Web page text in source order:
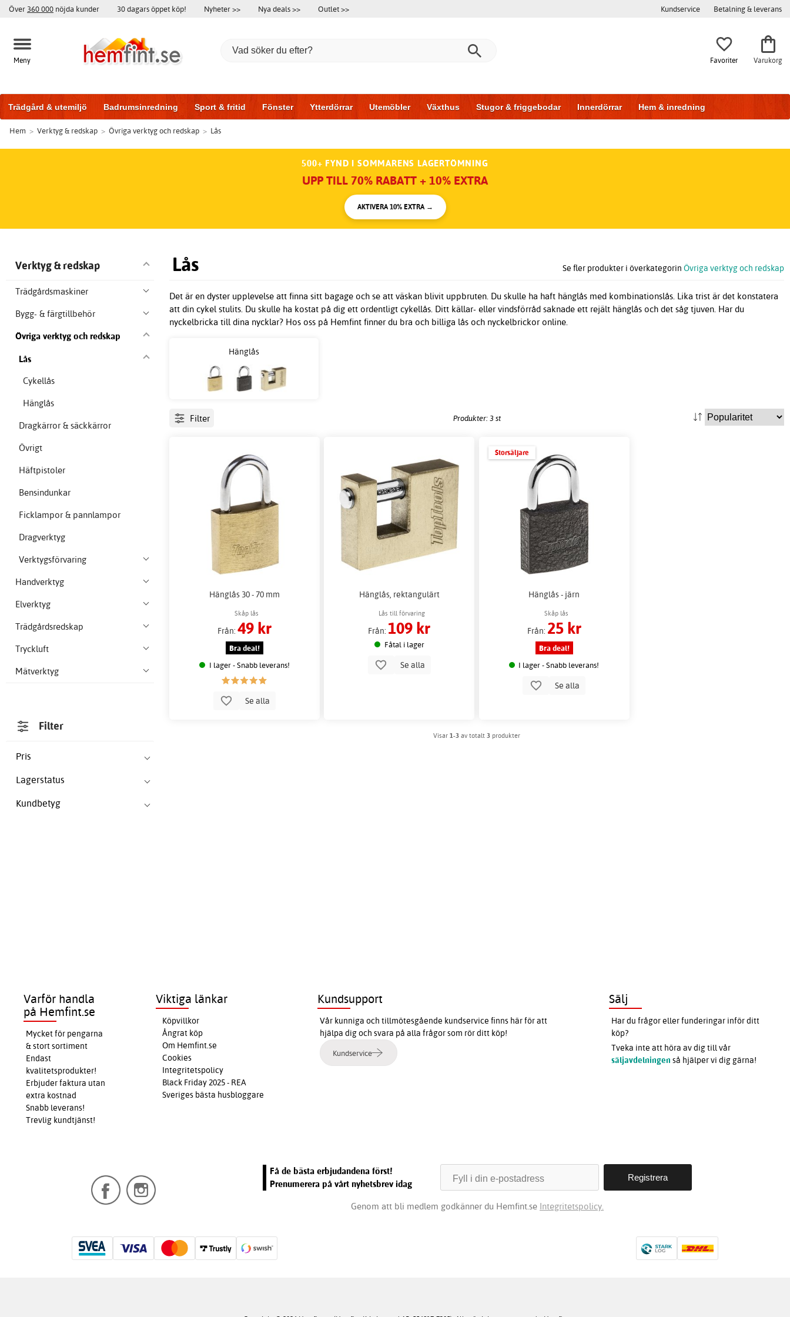
Över 360 000 nöjda kunder 30 dagars öppet köp! Nyheter >> Nya deals >> Outlet >> Kundservice Betalning & leverans
Meny Favoriter Varukorg
Trädgård & utemiljö Badrumsinredning Sport & fritid Fönster Ytterdörrar Utemöbler Växthus Stugor & friggebodar Innerdörrar Hem & inredning
Badrumsmöbler Träningsutrustning Garageportar
Hem > Verktyg & redskap > Övriga verktyg och redskap > Lås
500+ FYND I SOMMARENS LAGERTÖMNING
UPP TILL 70% RABATT + 10% EXTRA
AKTIVERA 10% EXTRA →
Lås Se fler produkter i överkategorin Övriga verktyg och redskap
Det är en dyster upplevelse att finna sitt bagage och se att väskan blivit uppbruten. Du skulle ha haft hänglås med kombinationslås. Lika trist är det konstatera
att din cykel stulits. Du skulle ha kostat på dig ett ordentligt cykellås. Ditt källar- eller vindsförråd saknade ett rejält hänglås och det såg tjuven. Har du
nyckelbricka till dina nycklar? Hos oss på Hemfint finner du bra och billiga lås och nyckelbrickor online.
Verktyg & redskap
Trädgårdsmaskiner
Bygg- & färgtillbehör
Övriga verktyg och redskap
Lås
Cykellås
Hänglås
Dragkärror & säckkärror
Övrigt
Häftpistoler
Bensindunkar
Ficklampor & pannlampor
Dragverktyg
Verktygsförvaring
Handverktyg
Elverktyg
Trädgårdsredskap
Tryckluft
Mätverktyg
Filter
Pris
Lagerstatus
Kundbetyg
Hänglås
Filter Produkter: 3 st
Hänglås 30 - 70 mm
Skåp lås
Från: 49 kr
Bra deal!
I lager - Snabb leverans!
Se alla
Hänglås, rektangulärt
Lås till förvaring
Från: 109 kr
Fåtal i lager
Se alla
Storsäljare
Hänglås - järn
Skåp lås
Från: 25 kr
Bra deal!
I lager - Snabb leverans!
Se alla
Visar1-3 av totalt3 produkter
Varför handla
på Hemfint.se
Mycket för pengarna
& stort sortiment
Endast
kvalitetsprodukter!
Erbjuder faktura utan
extra kostnad
Snabb leverans!
Trevlig kundtjänst!
Viktiga länkar
Köpvillkor
Ångrat köp
Om Hemfint.se
Cookies
Integritetspolicy
Black Friday 2025 - REA
Sveriges bästa husbloggare
Kundsupport
Vår kunniga och tillmötesgående kundservice finns här för att
hjälpa dig och svara på alla frågor som rör ditt köp!
Kundservice
Sälj
Har du frågor eller funderingar inför ditt
köp?
Tveka inte att höra av dig till vår
säljavdelningen så hjälper vi dig gärna!
Få de bästa erbjudandena först!
Prenumerera på vårt nyhetsbrev idag
Genom att bli medlem godkänner du Hemfint.se Integritetspolicy.